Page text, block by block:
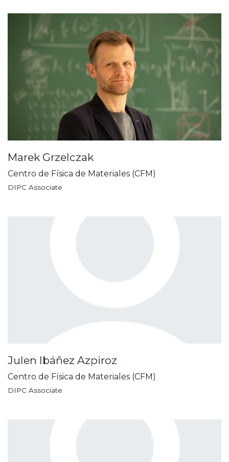
Marek Grzelczak
Centro de Física de Materiales (CFM)
DIPC Associate
Julen Ibáñez Azpiroz
Centro de Física de Materiales (CFM)
DIPC Associate